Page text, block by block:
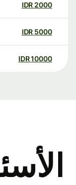
2000
IDR
5000
IDR
10000
IDR